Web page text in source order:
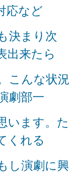
応など
決まり次
出来たら
こんな状況
劇部一
います。た
くれる
し演劇に興